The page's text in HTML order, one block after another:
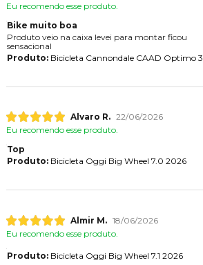
Eu recomendo esse produto.
Bike muito boa
Produto veio na caixa levei para montar ficou
sensacional
Produto:Bicicleta Cannondale CAAD Optimo 3
Alvaro R. 22/06/2026
Eu recomendo esse produto.
Top
Produto:Bicicleta Oggi Big Wheel 7.0 2026
Almir M. 18/06/2026
Eu recomendo esse produto.
Produto:Bicicleta Oggi Big Wheel 7.1 2026